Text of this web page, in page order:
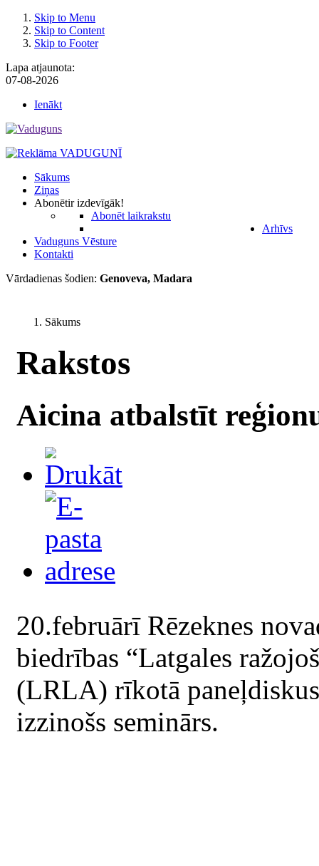
Skip to Menu
Skip to Content
Skip to Footer
Lapa atjaunota:
07-08-2026
Ienākt
Sākums
Ziņas
Abonētir izdevīgāk!
Abonēt laikrakstu
Arhīvs
Vaduguns Vēsture
Kontakti
Vārdadienas šodien: Genoveva, Madara
Sākums
Rakstos
Aicina atbalstīt
20.februārī Rēzeknes
biedrības “Latgales
(LRLA) rīkotā
izzinošs seminārs.